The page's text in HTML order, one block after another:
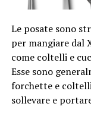
Le posate sono
per mangiare dal
come coltelli e
Esse sono
forchette e
sollevare e